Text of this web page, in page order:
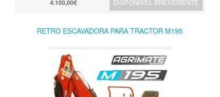
DISPONIVEL BREVEMENTE
4.100,00€
RETRO ESCAVADORA PARA TRACTOR M195